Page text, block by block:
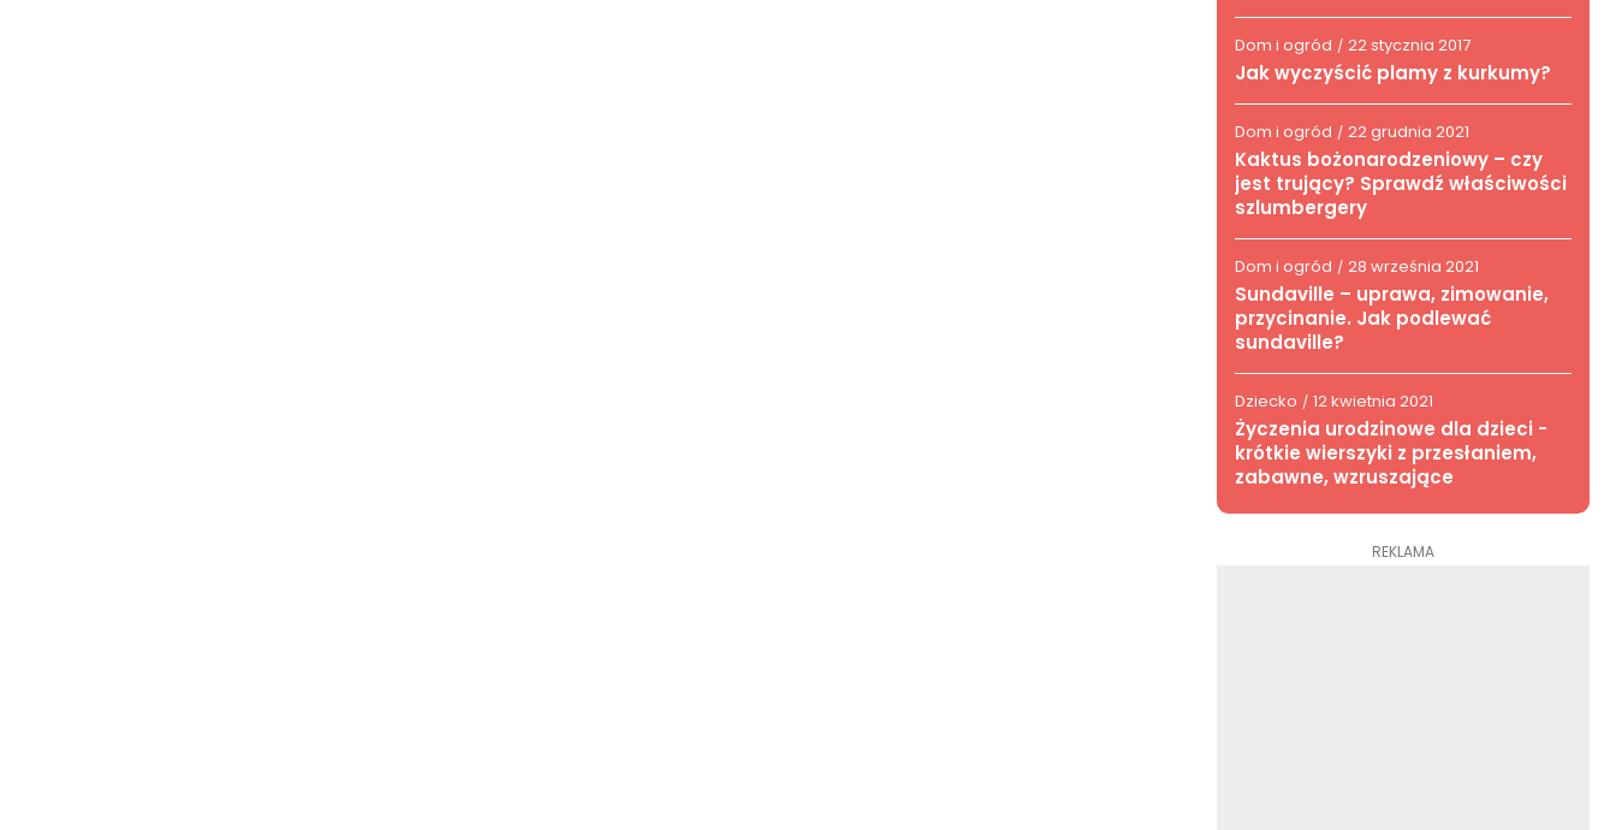
Dom i ogród / 22 stycznia 2017
Jak wyczyścić plamy z kurkumy?
Dom i ogród / 22 grudnia 2021
Kaktus bożonarodzeniowy – czy
jest trujący? Sprawdź właściwości
szlumbergery
Dom i ogród / 28 września 2021
Sundaville – uprawa, zimowanie,
przycinanie. Jak podlewać
sundaville?
Dziecko / 12 kwietnia 2021
Życzenia urodzinowe dla dzieci -
krótkie wierszyki z przesłaniem,
zabawne, wzruszające
REKLAMA